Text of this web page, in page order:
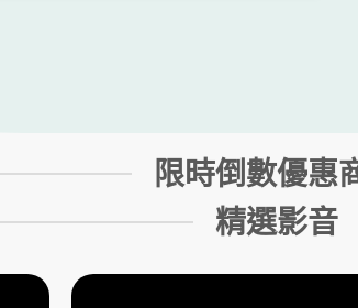
限時倒數優惠
精選影音